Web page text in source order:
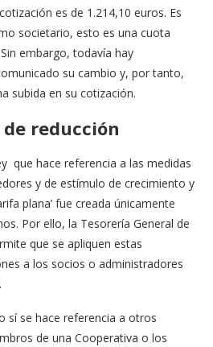
es de 1.214,10 euros. Es
societario, esto es una cuota
embargo, todavía hay
su cambio y, por tanto,
subida en su cotización.
reducción
que hace referencia a las medidas
y de estímulo de crecimiento y
plana’ fue creada únicamente
Por ello, la Tesorería General de
que se apliquen estas
a los socios o administradores
sí se hace referencia a otros
de una Cooperativa o los